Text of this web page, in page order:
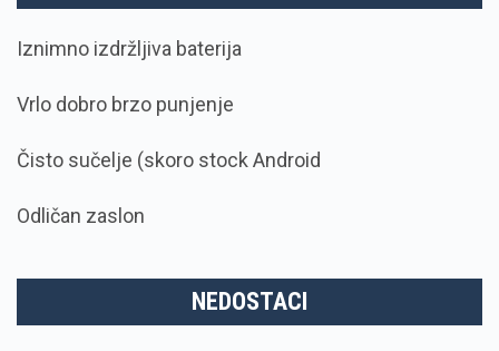
Iznimno izdržljiva baterija
Vrlo dobro brzo punjenje
Čisto sučelje (skoro stock Android
Odličan zaslon
NEDOSTACI